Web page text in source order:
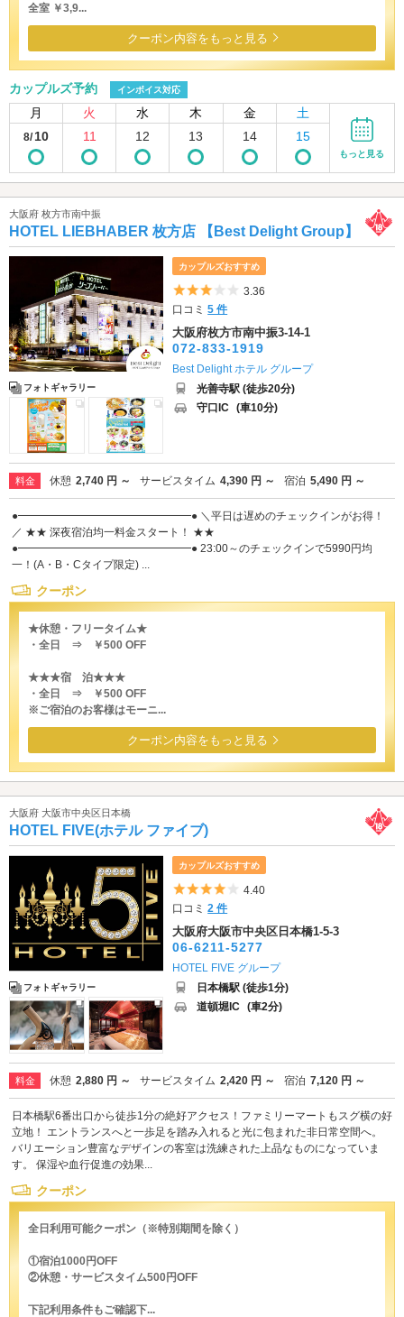
全室 ￥3,9...
クーポン内容をもっと見る
カップルズ予約 インボイス対応
月 火 水 木 金 土
8/ 10 11 12 13 14 15
もっと見る
大阪府 枚方市南中振
HOTEL LIEBHABER 枚方店 【Best Delight Group】
フォトギャラリー
カップルズおすすめ
5つ星のうち3
3.36
口コミ5 件
大阪府枚方市南中振3-14-1
072-833-1919
Best Delight ホテル グループ
光善寺駅 (徒歩20分)
守口IC (車10分)
料金 休憩 2,740 円 ～ サービスタイム 4,390 円 ～ 宿泊 5,490 円 ～
●━━━━━━━━━━━━━━━━● ＼平日は遅めのチェックインがお得！
／ ★★ 深夜宿泊均一料金スタート！ ★★
●━━━━━━━━━━━━━━━━● 23:00～のチェックインで5990円均
一！(A・B・Cタイプ限定) ...
クーポン
★休憩・フリータイム★
・全日 ⇒ ￥500 OFF
★★★宿 泊★★★
・全日 ⇒ ￥500 OFF
※ご宿泊のお客様はモーニ...
クーポン内容をもっと見る
大阪府 大阪市中央区日本橋
HOTEL FIVE(ホテル ファイブ)
フォトギャラリー
カップルズおすすめ
5つ星のうち4
4.40
口コミ2 件
大阪府大阪市中央区日本橋1-5-3
06-6211-5277
HOTEL FIVE グループ
日本橋駅 (徒歩1分)
道頓堀IC (車2分)
料金 休憩 2,880 円 ～ サービスタイム 2,420 円 ～ 宿泊 7,120 円 ～
日本橋駅6番出口から徒歩1分の絶好アクセス！ファミリーマートもスグ横の好
立地！ エントランスへと一歩足を踏み入れると光に包まれた非日常空間へ。
バリエーション豊富なデザインの客室は洗練された上品なものになっていま
す。 保湿や血行促進の効果...
クーポン
全日利用可能クーポン（※特別期間を除く）
①宿泊1000円OFF
②休憩・サービスタイム500円OFF
下記利用条件もご確認下...